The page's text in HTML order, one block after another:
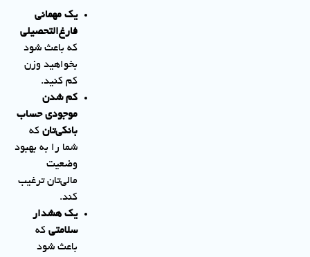
یک مهمانی
فارغ‌التحصیلی
که باعث شود
بخواهید وزن
کم کنید.
کم شدن
موجودی حساب
بانکی‌تان که
شما را به بهبود
وضعیت
مالی‌تان ترغیب
کند.
یک هشدار
سلامتی که
باعث شود